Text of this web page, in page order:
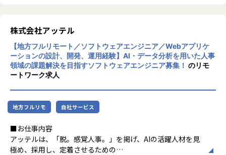
ムです。
CTO経験のあるエンジニアや売上数十億円のソーシャルゲー
ムのインフラ担当、
EdTechベンチャーのEMとしてマネジメント経験のあるエン
ジニアが在籍。
フェーズです。
▼働き方の自由度が高い環境
現在、フルリモートでの勤務体制で、今後月1~2回の出社を
想定しています。
フルフレックス可で、働く時間も自由度が高く、副業も認め
テル診断」の提供もしています。
β版リリースから約2年半で800社以上に導入
され、HRアワードやHR tech GPなど数多く
の人事関連アワードを受賞するなど、評価を
いただいています。
会社や組織についての詳細は、会社紹介資料
をご覧ください。
【会社紹介資料】
株式会社アッテル
【地方フルリモート／ソフトウェアエンジニア／Webアプリケ
ーションの設計、開発、運用経験】AI・データ分析を用いた人事
領域の課題解決を目指すソフトウェアエンジニア募集！ のリモ
ートワーク求人
地方フルリモ 自社サービス
■お仕事内容
アッテルは、「脱。感覚人事。」を掲げ、AIの活躍人材を見
極め、採用し、定着させるための